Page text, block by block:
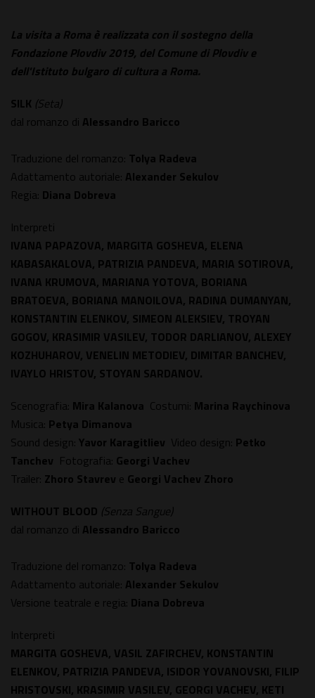
La visita a Roma è realizzata con il sostegno della
Fondazione Plovdiv 2019, del Comune di Plovdiv e
dell'Istituto bulgaro di cultura a Roma.
SILK (Seta)
dal romanzo di Alessandro Baricco
Traduzione del romanzo: Tolya Radeva
Adattamento autoriale: Alexander Sekulov
Regia: Diana Dobreva
Interpreti
IVANA PAPAZOVA, MARGITA GOSHEVA, ELENA
KABASAKALOVA, PATRIZIA PANDEVA, MARIA SOTIROVA,
IVANA KRUMOVA, MARIANA YOTOVA, BORIANA
BRATOEVA, BORIANA MANOILOVA, RADINA DUMANYAN,
KONSTANTIN ELENKOV, SIMEON ALEKSIEV, TROYAN
GOGOV, KRASIMIR VASILEV, TODOR DARLIANOV, ALEXEY
KOZHUHAROV, VENELIN METODIEV, DIMITAR BANCHEV,
IVAYLO HRISTOV, STOYAN SARDANOV.
Scenografia: Mira Kalanova Costumi: Marina Raychinova
Musica: Petya Dimanova
Sound design: Yavor Karagitliev Video design: Petko
Tanchev Fotografia: Georgi Vachev
Trailer: Zhoro Stavrev e Georgi Vachev Zhoro
WITHOUT BLOOD (Senza Sangue)
dal romanzo di Alessandro Baricco
Traduzione del romanzo: Tolya Radeva
Adattamento autoriale: Alexander Sekulov
Versione teatrale e regia: Diana Dobreva
Interpreti
MARGITA GOSHEVA, VASIL ZAFIRCHEV, KONSTANTIN
ELENKOV, PATRIZIA PANDEVA, ISIDOR YOVANOVSKI, FILIP
HRISTOVSKI, KRASIMIR VASILEV, GEORGI VACHEV, KETI